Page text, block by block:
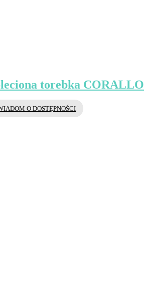
torebka CORALLO
O DOSTĘPNOŚCI